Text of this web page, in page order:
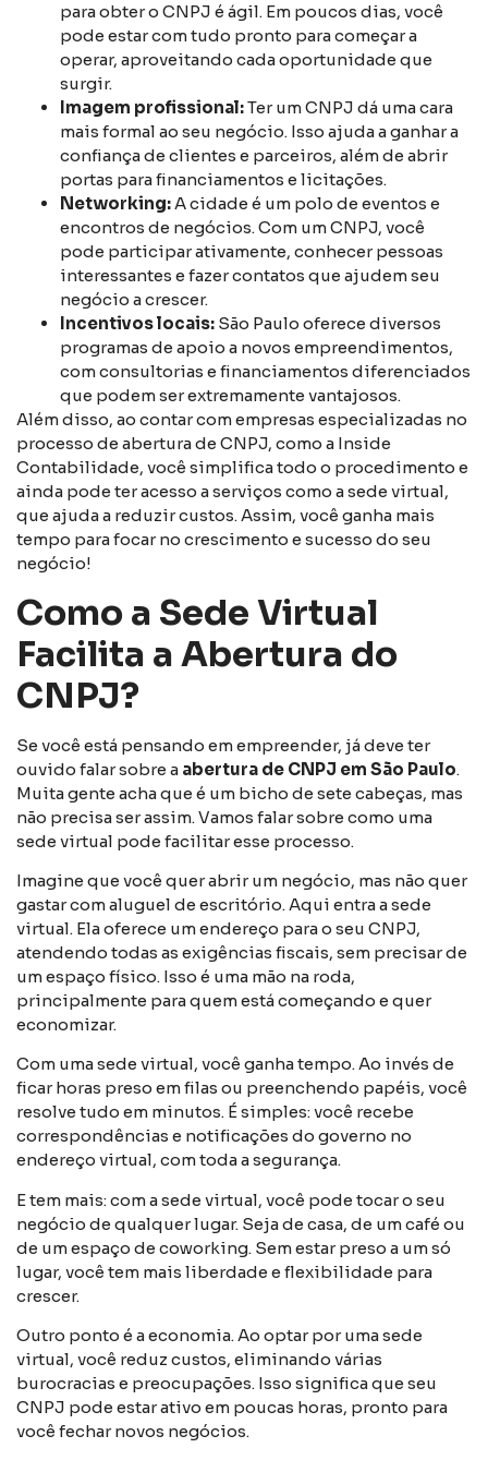
para obter o CNPJ é ágil. Em poucos dias, você
pode estar com tudo pronto para começar a
operar, aproveitando cada oportunidade que
surgir.
Imagem profissional:Ter um CNPJ dá uma cara
mais formal ao seu negócio. Isso ajuda a ganhar a
confiança de clientes e parceiros, além de abrir
portas para financiamentos e licitações.
Networking:A cidade é um polo de eventos e
encontros de negócios. Com um CNPJ, você
pode participar ativamente, conhecer pessoas
interessantes e fazer contatos que ajudem seu
negócio a crescer.
Incentivos locais: São Paulo oferece diversos
programas de apoio a novos empreendimentos,
com consultorias e financiamentos diferenciados
que podem ser extremamente vantajosos.
Além disso, ao contar com empresas especializadas no
processo de abertura de CNPJ, como a Inside
Contabilidade, você simplifica todo o procedimento e
ainda pode ter acesso a serviços como a sede virtual,
que ajuda a reduzir custos. Assim, você ganha mais
tempo para focar no crescimento e sucesso do seu
negócio!
Como a Sede Virtual
Facilita a Abertura do
CNPJ?
Se você está pensando em empreender, já deve ter
ouvido falar sobre a abertura de CNPJ em São Paulo.
Muita gente acha que é um bicho de sete cabeças, mas
não precisa ser assim. Vamos falar sobre como uma
sede virtual pode facilitar esse processo.
Imagine que você quer abrir um negócio, mas não quer
gastar com aluguel de escritório. Aqui entra a sede
virtual. Ela oferece um endereço para o seu CNPJ,
atendendo todas as exigências fiscais, sem precisar de
um espaço físico. Isso é uma mão na roda,
principalmente para quem está começando e quer
economizar.
Com uma sede virtual, você ganha tempo. Ao invés de
ficar horas preso em filas ou preenchendo papéis, você
resolve tudo em minutos. É simples: você recebe
correspondências e notificações do governo no
endereço virtual, com toda a segurança.
E tem mais: com a sede virtual, você pode tocar o seu
negócio de qualquer lugar. Seja de casa, de um café ou
de um espaço de coworking. Sem estar preso a um só
lugar, você tem mais liberdade e flexibilidade para
crescer.
Outro ponto é a economia. Ao optar por uma sede
virtual, você reduz custos, eliminando várias
burocracias e preocupações. Isso significa que seu
CNPJ pode estar ativo em poucas horas, pronto para
você fechar novos negócios.